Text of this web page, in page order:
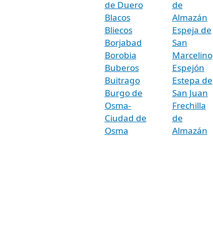
de Duero
Blacos
Bliecos
Borjabad
Borobia
Buberos
Buitrago
Burgo de
Osma-
Ciudad de
Osma
de
Almazán
Espeja de
San
Marcelino
Espejón
Estepa de
San Juan
Frechilla
de
Almazán